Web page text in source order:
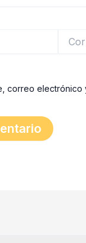
correo